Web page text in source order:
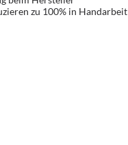
zu 100% in Handarbeit